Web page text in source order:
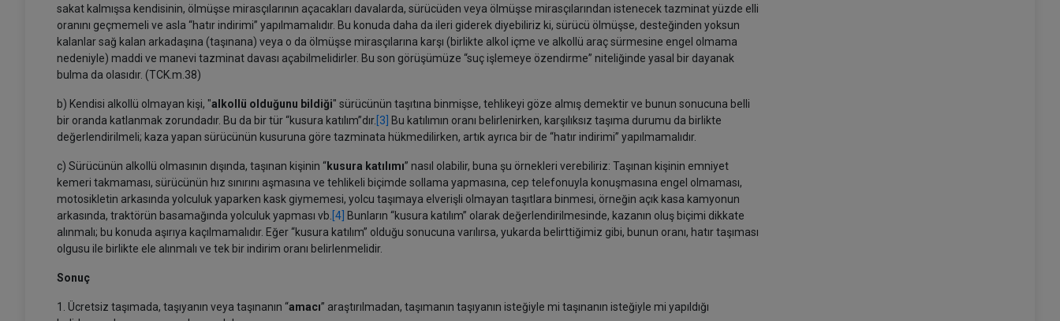
sakat kalmışsa kendisinin, ölmüşse mirasçılarının açacakları davalarda, sürücüden veya ölmüşse mirasçılarından istenecek tazminat yüzde elli
oranını geçmemeli ve asla “hatır indirimi” yapılmamalıdır. Bu konuda daha da ileri giderek diyebiliriz ki, sürücü ölmüşse, desteğinden yoksun
kalanlar sağ kalan arkadaşına (taşınana) veya o da ölmüşse mirasçılarına karşı (birlikte alkol içme ve alkollü araç sürmesine engel olmama
nedeniyle) maddi ve manevi tazminat davası açabilmelidirler. Bu son görüşümüze “suç işlemeye özendirme” niteliğinde yasal bir dayanak
bulma da olasıdır. (TCK.m.38)
b) Kendisi alkollü olmayan kişi, "alkollü olduğunu bildiği" sürücünün taşıtına binmişse, tehlikeyi göze almış demektir ve bunun sonucuna belli
bir oranda katlanmak zorundadır. Bu da bir tür “kusura katılım”dır. [3]
Bu katılımın oranı belirlenirken, karşılıksız taşıma durumu da birlikte
değerlendirilmeli; kaza yapan sürücünün kusuruna göre tazminata hükmedilirken, artık ayrıca bir de “hatır indirimi” yapılmamalıdır.
c) Sürücünün alkollü olmasının dışında, taşınan kişinin “kusura katılımı” nasıl olabilir, buna şu örnekleri verebiliriz: Taşınan kişinin emniyet
kemeri takmaması, sürücünün hız sınırını aşmasına ve tehlikeli biçimde sollama yapmasına, cep telefonuyla konuşmasına engel olmaması,
motosikletin arkasında yolculuk yaparken kask giymemesi, yolcu taşımaya elverişli olmayan taşıtlara binmesi, örneğin açık kasa kamyonun
arkasında, traktörün basamağında yolculuk yapması vb. [4] Bunların “kusura katılım” olarak değerlendirilmesinde, kazanın oluş biçimi dikkate
alınmalı; bu konuda aşırıya kaçılmamalıdır. Eğer “kusura katılım” olduğu sonucuna varılırsa, yukarda belirttiğimiz gibi, bunun oranı, hatır taşıması
olgusu ile birlikte ele alınmalı ve tek bir indirim oranı belirlenmelidir.
Sonuç
1. Ücretsiz taşımada, taşıyanın veya taşınanın “amacı” araştırılmadan, taşımanın taşıyanın isteğiyle mi taşınanın isteğiyle mi yapıldığı